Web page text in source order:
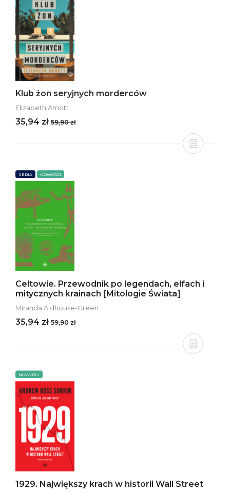
Klub żon seryjnych morderców
Elizabeth Arnott
35,94 zł 59,90 zł
SERIA NOWOŚCI
Celtowie. Przewodnik po legendach, elfach i
mitycznych krainach [Mitologie Świata]
Miranda Aldhouse-Green
35,94 zł 59,90 zł
NOWOŚCI
1929. Największy krach w historii Wall Street